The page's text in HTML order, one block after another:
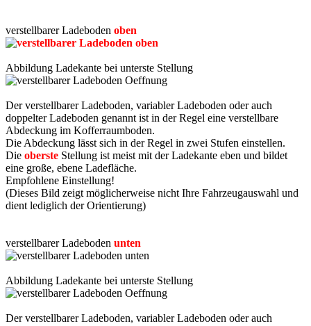
verstellbarer Ladeboden oben
Abbildung Ladekante bei unterste Stellung
Der verstellbarer Ladeboden, variabler Ladeboden oder auch
doppelter Ladeboden genannt ist in der Regel eine verstellbare
Abdeckung im Kofferraumboden.
Die Abdeckung lässt sich in der Regel in zwei Stufen einstellen.
Die oberste Stellung ist meist mit der Ladekante eben und bildet
eine große, ebene Ladefläche.
Empfohlene Einstellung!
(Dieses Bild zeigt möglicherweise nicht Ihre Fahrzeugauswahl und
dient lediglich der Orientierung)
verstellbarer Ladeboden unten
Abbildung Ladekante bei unterste Stellung
Der verstellbarer Ladeboden, variabler Ladeboden oder auch